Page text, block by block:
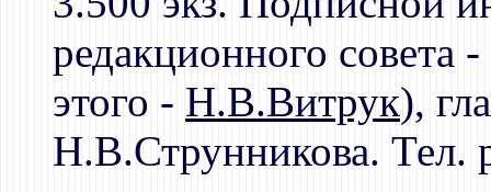
редакционного совета -
этого - Н.В.Витрук),
Н.В.Струнникова. Тел.